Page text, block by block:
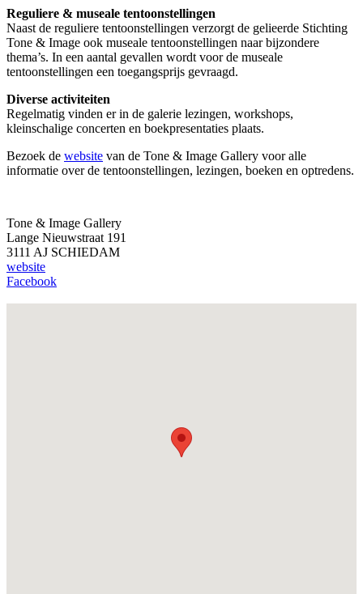
Reguliere & museale tentoonstellingen
Naast de reguliere tentoonstellingen verzorgt de gelieerde Stichting
Tone & Image ook museale tentoonstellingen naar bijzondere
thema’s. In een aantal gevallen wordt voor de museale
tentoonstellingen een toegangsprijs gevraagd.
Diverse activiteiten
Regelmatig vinden er in de galerie lezingen, workshops,
kleinschalige concerten en boekpresentaties plaats.
Bezoek de website van de Tone & Image Gallery voor alle
informatie over de tentoonstellingen, lezingen, boeken en optredens.
Tone & Image Gallery
Lange Nieuwstraat 191
3111 AJ SCHIEDAM
website
Facebook